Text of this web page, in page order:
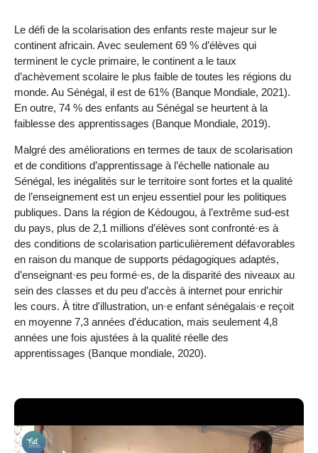
Le défi de la scolarisation des enfants reste majeur sur le
continent africain. Avec seulement 69 % d’élèves qui
terminent le cycle primaire, le continent a le taux
d’achèvement scolaire le plus faible de toutes les régions du
monde. Au Sénégal, il est de 61% (Banque Mondiale, 2021).
En outre, 74 % des enfants au Sénégal se heurtent à la
faiblesse des apprentissages (Banque Mondiale, 2019).
Malgré des améliorations en termes de taux de scolarisation
et de conditions d’apprentissage à l’échelle nationale au
Sénégal, les inégalités sur le territoire sont fortes et la qualité
de l’enseignement est un enjeu essentiel pour les politiques
publiques. Dans la région de Kédougou, à l’extrême sud-est
du pays, plus de 2,1 millions d’élèves sont confronté·es à
des conditions de scolarisation particulièrement défavorables
en raison du manque de supports pédagogiques adaptés,
d’enseignant·es peu formé·es, de la disparité des niveaux au
sein des classes et du peu d’accès à internet pour enrichir
les cours. À titre d'illustration, un·e enfant sénégalais·e reçoit
en moyenne 7,3 années d'éducation, mais seulement 4,8
années une fois ajustées à la qualité réelle des
apprentissages (Banque mondiale, 2020).